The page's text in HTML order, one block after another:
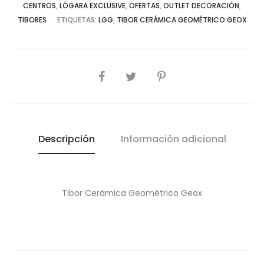
CENTROS, LÓGARA EXCLUSIVE, OFERTAS, OUTLET DECORACIÓN,
TIBORES
ETIQUETAS: LGG, TIBOR CERÁMICA GEOMÉTRICO GEOX
COMPARTIR
Descripción Información adicional
Tibor Cerámica Geométrico Geox